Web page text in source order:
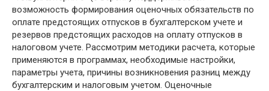
возможность формирования оценочных обязательств по
оплате предстоящих отпусков в бухгалтерском учете и
резервов предстоящих расходов на оплату отпусков в
налоговом учете. Рассмотрим методики расчета, которые
применяются в программах, необходимые настройки,
параметры учета, причины возникновения разниц между
бухгалтерским и налоговым учетом. Оценочные